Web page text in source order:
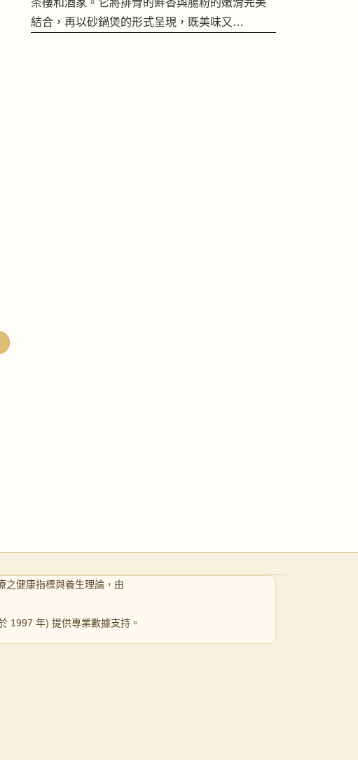
: 茴香（Fennel）：東西方料理的香氣密碼
茶樓和酒家。它將排骨的鮮香與腸粉的嫩滑完美
結合，再以砂鍋煲的形式呈現，既美味又…
之健康指標與養生理論，由
1997 年) 提供專業數據支持。